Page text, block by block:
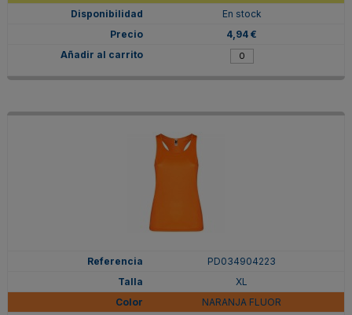
En stock
4,94 €
PD034904223
XL
NARANJA FLUOR